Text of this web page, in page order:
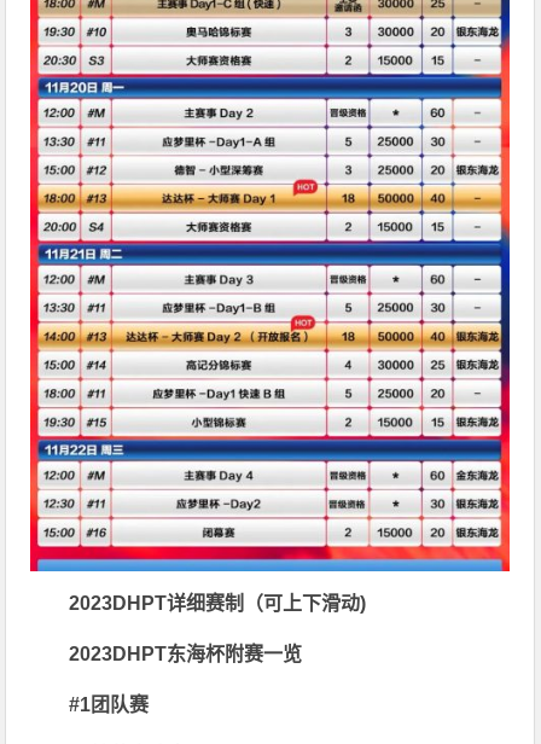
2023DHPT详细赛制（可上下滑动)
2023DHPT东海杯附赛一览
#1团队赛